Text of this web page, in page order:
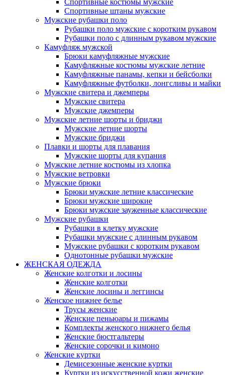
Спортивные костюмы мужские
Спортивные штаны мужские
Мужские рубашки поло
Рубашки поло мужские с коротким рукавом
Рубашки поло с длинным рукавом мужские
Камуфляж мужской
Брюки камуфляжные мужские
Камуфляжные костюмы мужские летние
Камуфляжные панамы, кепки и бейсболки
Камуфляжные футболки, лонгсливы и майки
Мужские свитера и джемперы
Мужские свитера
Мужские джемперы
Мужские летние шорты и бриджи
Мужские летние шорты
Мужские бриджи
Плавки и шорты для плавания
Мужские шорты для купания
Мужские летние костюмы из хлопка
Мужские ветровки
Мужские брюки
Брюки мужские летние классические
Брюки мужские широкие
Брюки мужские зауженные классические
Мужские рубашки
Рубашки в клетку мужские
Рубашки мужские с длинным рукавом
Мужские рубашки с коротким рукавом
Однотонные рубашки мужские
ЖЕНСКАЯ ОДЕЖДА
Женские колготки и лосины
Женские колготки
Женские лосины и леггинсы
Женское нижнее белье
Трусы женские
Женские пеньюары и пижамы
Комплекты женского нижнего белья
Женские бюстгальтеры
Женские сорочки и кимоно
Женские куртки
Демисезонные женские куртки
Куртки из искусственной кожи женские